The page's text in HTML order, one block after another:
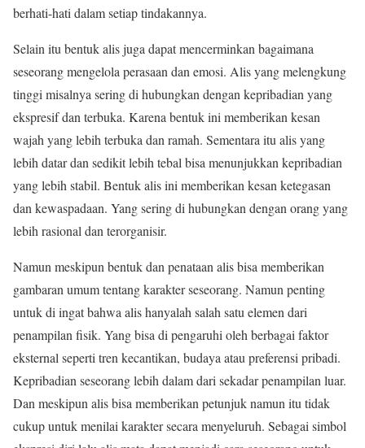
berhati-hati dalam setiap tindakannya.
Selain itu bentuk alis juga dapat mencerminkan bagaimana
seseorang mengelola perasaan dan emosi. Alis yang melengkung
tinggi misalnya sering di hubungkan dengan kepribadian yang
ekspresif dan terbuka. Karena bentuk ini memberikan kesan
wajah yang lebih terbuka dan ramah. Sementara itu alis yang
lebih datar dan sedikit lebih tebal bisa menunjukkan kepribadian
yang lebih stabil. Bentuk alis ini memberikan kesan ketegasan
dan kewaspadaan. Yang sering di hubungkan dengan orang yang
lebih rasional dan terorganisir.
Namun meskipun bentuk dan penataan alis bisa memberikan
gambaran umum tentang karakter seseorang. Namun penting
untuk di ingat bahwa alis hanyalah salah satu elemen dari
penampilan fisik. Yang bisa di pengaruhi oleh berbagai faktor
eksternal seperti tren kecantikan, budaya atau preferensi pribadi.
Kepribadian seseorang lebih dalam dari sekadar penampilan luar.
Dan meskipun alis bisa memberikan petunjuk namun itu tidak
cukup untuk menilai karakter secara menyeluruh. Sebagai simbol